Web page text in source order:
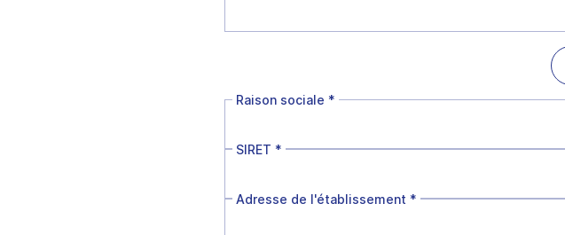
Raison sociale *
SIRET *
Adresse de l'établissement *